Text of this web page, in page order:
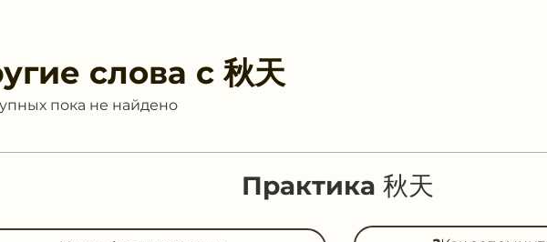
слова с 秋天
пока не найдено
Практика 秋天